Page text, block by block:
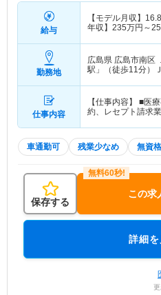
給与
【モデル月収】 16.8
年収】 235万円～
勤務地
広島県 広島市南区
駅」（徒歩11分）
仕事内容
【仕事内容】 ■医
約、レセプト請
車通勤可 残業少なめ 無資
保存する
この求
詳細を